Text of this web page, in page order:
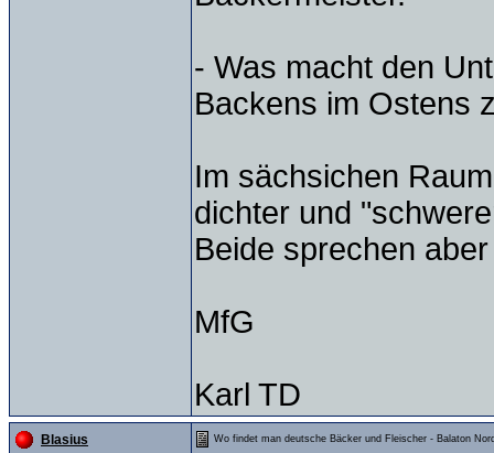
- Was macht den
Backens im Ostens
Im sächsichen
dichter und
Beide sprechen
MfG
Karl TD
Blasius Wo findet man deutsche Bäcker und Fleischer - Balaton